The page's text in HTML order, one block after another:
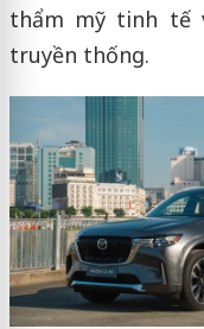
thẩm mỹ tinh tế
truyền thống.